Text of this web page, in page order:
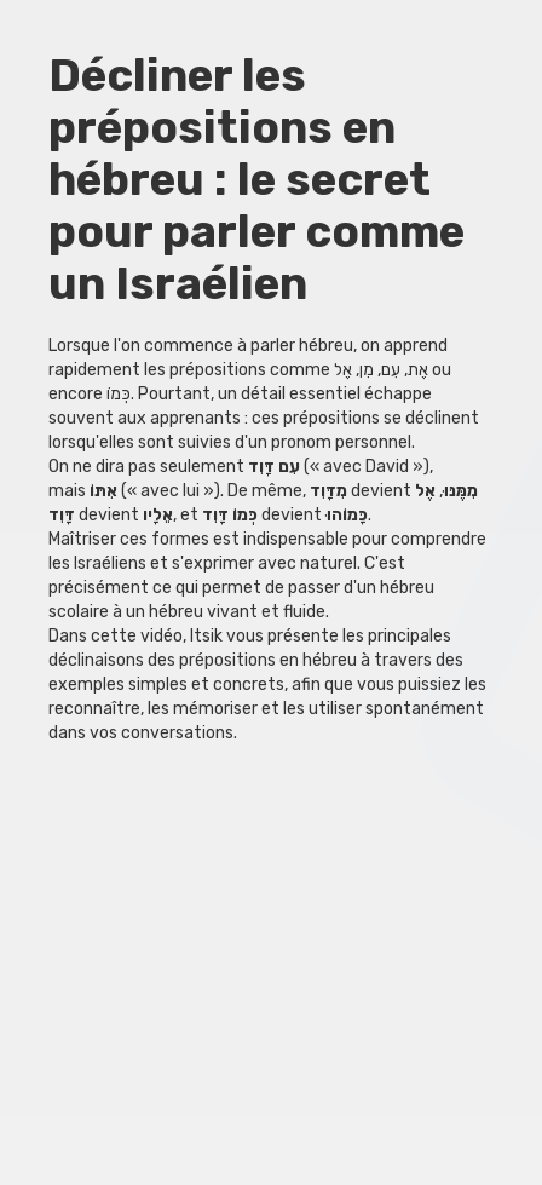
Décliner les
prépositions en
hébreu : le secret
pour parler comme
un Israélien
Lorsque l'on commence à parler hébreu, on apprend
rapidement les prépositions comme אֶת, עִם, מִן, אֶל ou
encore כְּמוֹ. Pourtant, un détail essentiel échappe
souvent aux apprenants : ces prépositions se déclinent
lorsqu'elles sont suivies d'un pronom personnel.
On ne dira pas seulement עִם דָּוִד (« avec David »),
mais אִתּוֹ (« avec lui »). De même, מִדָּוִד devient מִמֶּנּוּ, אֶל
דָּוִד devient אֵלָיו, et כְּמוֹ דָּוִד devientכָּמוֹהוּ.
Maîtriser ces formes est indispensable pour comprendre
les Israéliens et s'exprimer avec naturel. C'est
précisément ce qui permet de passer d'un hébreu
scolaire à un hébreu vivant et fluide.
Dans cette vidéo, Itsik vous présente les principales
déclinaisons des prépositions en hébreu à travers des
exemples simples et concrets, afin que vous puissiez les
reconnaître, les mémoriser et les utiliser spontanément
dans vos conversations.